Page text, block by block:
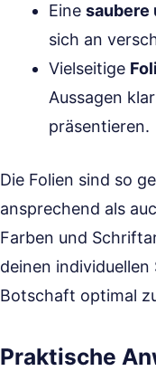
Eine saubere
sich an
Vielseitige
Aussagen
präsentieren.
Die Folien sind so
ansprechend als
Farben und
deinen
Botschaft optimal
Praktische